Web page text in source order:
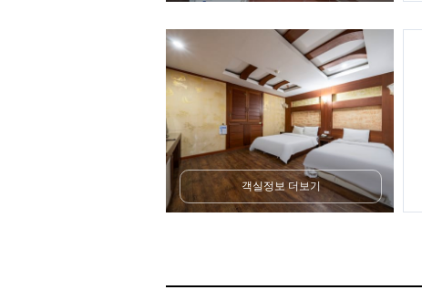
객실정보 더보기